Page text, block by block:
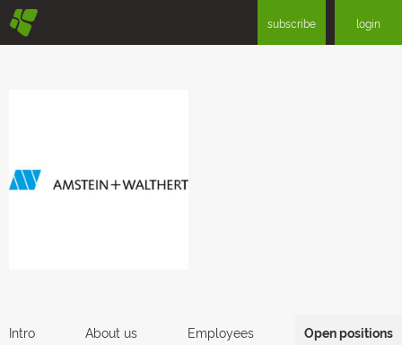
§ subscribe login
Intro About us Employees Open positions